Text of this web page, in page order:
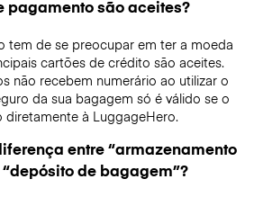
pagamento são aceites?
tem de se preocupar em ter a moeda
cartões de crédito são aceites.
não recebem numerário ao utilizar o
da sua bagagem só é válido se o
à LuggageHero.
entre “armazenamento
de bagagem”?